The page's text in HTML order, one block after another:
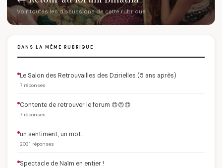
Voir toutes les discussions de cette rubrique
DANS LA MÊME RUBRIQUE
Le Salon des Retrouvailles des Dzirielles (5 ans après)
7 réponses
Contente de retrouver le forum 😍😍😍
7 réponses
un sentiment, un mot.
2031 réponses
Spectacle de Naïm en entier !